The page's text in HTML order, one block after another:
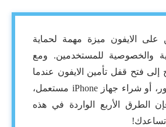
على الايفون ميزة مهمة لحماية
والخصوصية للمستخدمين. ومع
إلى فتح قفل تأمين الايفون عندما
ننسى كلمة المرور، أو شراء جهاز iPhone مستعمل،
الطرق الأربع الواردة في هذه
تساعدك!